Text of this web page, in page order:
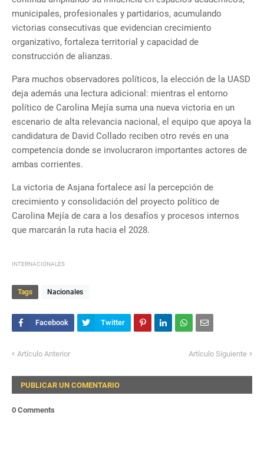
municipales, profesionales y partidarios, acumulando
victorias consecutivas que evidencian crecimiento
organizativo, fortaleza territorial y capacidad de
construcción de alianzas.
Para muchos observadores políticos, la elección de la UASD
deja además una lectura adicional: mientras el entorno
político de Carolina Mejía suma una nueva victoria en un
escenario de alta relevancia nacional, el equipo que apoya la
candidatura de David Collado reciben otro revés en una
competencia donde se involucraron importantes actores de
ambas corrientes.
La victoria de Asjana fortalece así la percepción de
crecimiento y consolidación del proyecto político de
Carolina Mejía de cara a los desafíos y procesos internos
que marcarán la ruta hacia el 2028.
INTERNACIONALES
Tags Nacionales
Artículo Anterior Artículo Siguiente
PUBLICAR UN COMENTARIO
0 Comments